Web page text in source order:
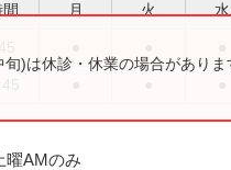
月 火 水
旬)は休診・休業の場合があり
曜AMのみ